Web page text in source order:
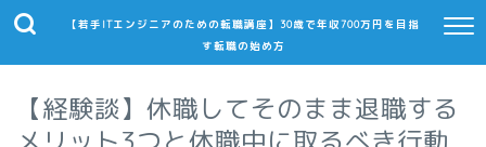
【若手ITエンジニアのための転職講座】30歳で年収700万円を目指
す転職の始め方
【経験談】休職してそのまま退職する